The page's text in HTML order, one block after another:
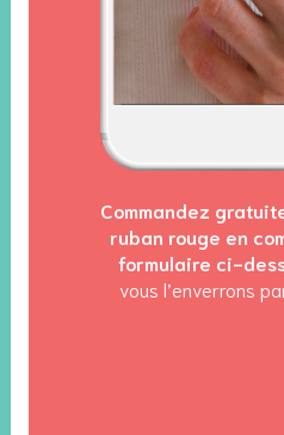
Commandez
ruban rouge en
formulaire ci-
vous l’enverrons